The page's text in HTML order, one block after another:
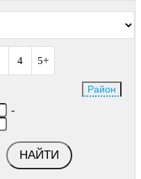
4 5+
Район
-
НАЙТИ